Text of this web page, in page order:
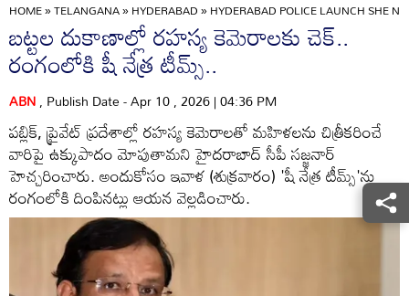
HOME»TELANGANA»HYDERABAD»HYDERABAD POLICE LAUNCH SHE
బట్టల దుకాణాల్లో రహస్య కెమెరాలకు చెక్..
రంగంలోకి షీ నేత్ర టీమ్స్‌..
ABN, Publish Date - Apr 10 , 2026 | 04:36 PM
పబ్లిక్, ప్రైవేట్ ప్రదేశాల్లో రహస్య కెమెరాలతో మహిళలను చిత్రీకరించే
వారిపై ఉక్కుపాదం మోపుతామని హైదరాబాద్ సీపీ సజ్జనార్
హెచ్చరించారు. అందుకోసం ఇవాళ (శుక్రవారం) 'షీ నేత్ర టీమ్స్‌'ను
రంగంలోకి దింపినట్లు ఆయన వెల్లడించారు.